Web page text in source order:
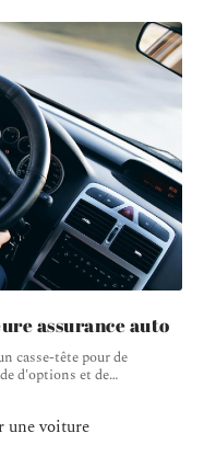
assurance auto
casse-tête pour de
d'options et de…